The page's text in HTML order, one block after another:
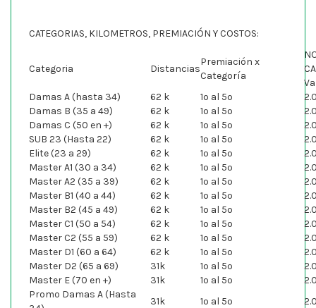
CATEGORIAS, KILOMETROS, PREMIACIÓN Y COSTOS:
Categoria Distancias
Premiación x
Categoría
Damas A (hasta 34)
62 k 1º al 5º
Damas B (35 a 49)
62 k 1º al 5º
Damas C (50 en +)
62 k 1º al 5º
SUB 23 (Hasta 22)
62 k 1º al 5º
Elite (23 a 29)
62 k 1º al 5º
Master A1 (30 a 34)
62 k 1º al 5º
Master A2 (35 a 39)
62 k 1º al 5º
Master B1 (40 a 44)
62 k 1º al 5º
Master B2 (45 a 49)
62 k 1º al 5º
Master C1 (50 a 54)
62 k 1º al 5º
Master C2 (55 a 59)
62 k 1º al 5º
Master D1 (60 a 64)
62 k 1º al 5º
Master D2 (65 a 69)
31k 1º al 5º
Master E (70 en +)
31k 1º al 5º
Promo Damas A (Hasta
31k 1º al 5º